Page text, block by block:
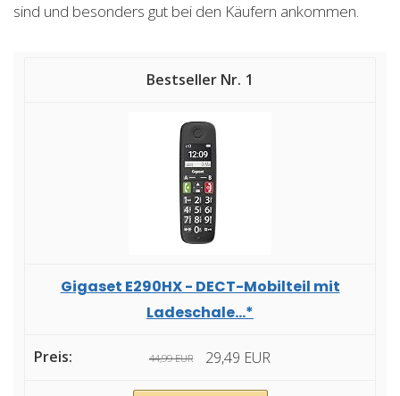
sind und besonders gut bei den Käufern ankommen.
1
Gigaset E290HX - DECT-Mobilteil mit
Ladeschale...*
44,99 EUR 29,49 EUR